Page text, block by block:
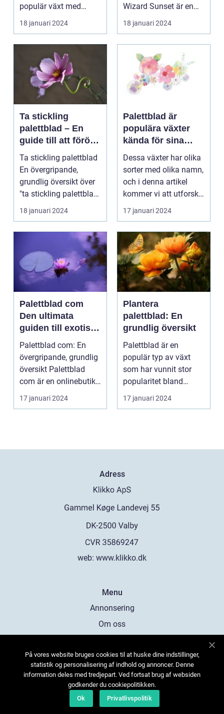
populär växt med
mörka, djupt fär...
18 januari 2024
Wizard Sunset är en
färgstark och charmig
växt s...
18 januari 2024
Ta stickling
palettblad – En
guide till att föröka
denna populära
växt
Ta stickling palettblad
En övergripande,
grundlig översikt över
"ta stickling palettblad"
...
18 januari 2024
Palettblad är
populära växter
kända för sina
färgglada blad och
dekorativa
utseende
Dessa växter har olika
sorter med olika namn,
och i denna artikel
kommer vi att utforska
olika palet...
17 januari 2024
Palettblad com
Den ultimata
guiden till exotiska
växter
Palettblad com: En
övergripande, grundlig
översikt Palettblad
com är en onlinebutik
och samlingspla...
17 januari 2024
Plantera
palettblad: En
grundlig översikt
Palettblad är en
populär typ av växt
som har vunnit stor
popularitet bland
trädgårdsälskare.
Denna a...
17 januari 2024
Adress
web: www.klikko.dk
Menu
Annonsering
Om oss
Kontakta oss
Sitemap
På vores website bruges cookies til at huske dine indstillinger,
statistik og personalisering af indhold og annoncer. Denne
information deles med tredjepart. Ved fortsat brug af websiden
godkender du cookiepolitikken.
Ok
Privatlivspolitik